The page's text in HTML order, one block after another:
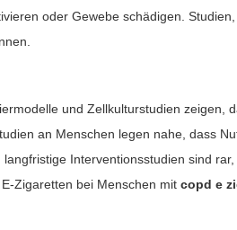
oder Gewebe schädigen.
und Zellkulturstudien zeigen,
an Menschen legen nahe, dass
Interventionsstudien sind
bei Menschen mitcopd e